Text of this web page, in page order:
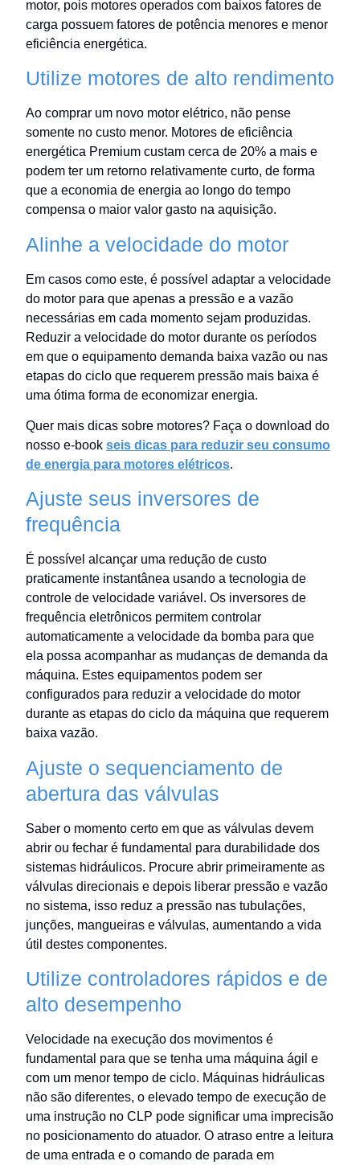
motor, pois motores operados com baixos fatores de
carga possuem fatores de potência menores e menor
eficiência energética.
Utilize motores de alto rendimento
Ao comprar um novo motor elétrico, não pense
somente no custo menor. Motores de eficiência
energética Premium custam cerca de 20% a mais e
podem ter um retorno relativamente curto, de forma
que a economia de energia ao longo do tempo
compensa o maior valor gasto na aquisição.
Alinhe a velocidade do motor
Em casos como este, é possível adaptar a velocidade
do motor para que apenas a pressão e a vazão
necessárias em cada momento sejam produzidas.
Reduzir a velocidade do motor durante os períodos
em que o equipamento demanda baixa vazão ou nas
etapas do ciclo que requerem pressão mais baixa é
uma ótima forma de economizar energia.
Quer mais dicas sobre motores? Faça o download do
nosso e-book seis dicas para reduzir seu consumo
de energia para motores elétricos.
Ajuste seus inversores de
frequência
É possível alcançar uma redução de custo
praticamente instantânea usando a tecnologia de
controle de velocidade variável. Os inversores de
frequência eletrônicos permitem controlar
automaticamente a velocidade da bomba para que
ela possa acompanhar as mudanças de demanda da
máquina. Estes equipamentos podem ser
configurados para reduzir a velocidade do motor
durante as etapas do ciclo da máquina que requerem
baixa vazão.
Ajuste o sequenciamento de
abertura das válvulas
Saber o momento certo em que as válvulas devem
abrir ou fechar é fundamental para durabilidade dos
sistemas hidráulicos. Procure abrir primeiramente as
válvulas direcionais e depois liberar pressão e vazão
no sistema, isso reduz a pressão nas tubulações,
junções, mangueiras e válvulas, aumentando a vida
útil destes componentes.
Utilize controladores rápidos e de
alto desempenho
Velocidade na execução dos movimentos é
fundamental para que se tenha uma máquina ágil e
com um menor tempo de ciclo. Máquinas hidráulicas
não são diferentes, o elevado tempo de execução de
uma instrução no CLP pode significar uma imprecisão
no posicionamento do atuador. O atraso entre a leitura
de uma entrada e o comando de parada em